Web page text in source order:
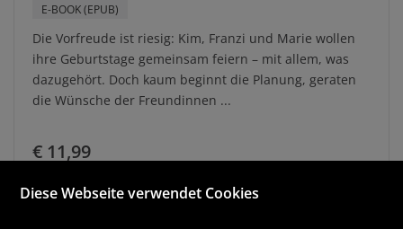
E-BOOK (EPUB)
Die Vorfreude ist riesig: Kim, Franzi und Marie wollen
ihre Geburtstage gemeinsam feiern – mit allem, was
dazugehört. Doch kaum beginnt die Planung, geraten
die Wünsche der Freundinnen ...
€ 11,99
In den Warenkorb
Diese Webseite verwendet Cookies